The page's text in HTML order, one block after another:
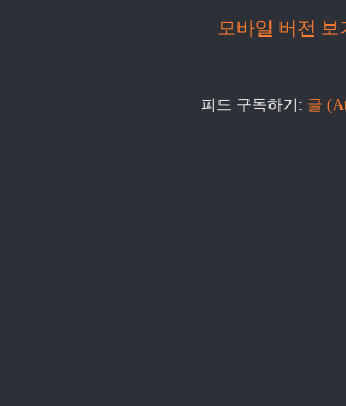
모바일 버전 보
피드 구독하기: 글